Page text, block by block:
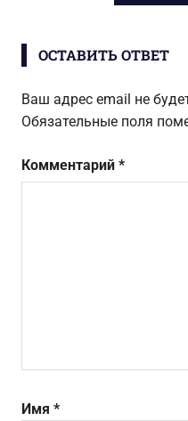
записям
ЗАПИСЬ:
ОСТАВИТЬ ОТВЕТ
Ваш адрес email не
Обязательные поля
Комментарий *
Имя *